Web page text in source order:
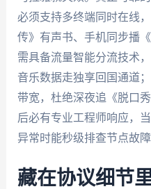
必须支持多终端同时在线
传》有声书、手机同步播
需具备流量智能分流技术
音乐数据走独享回国通道
带宽，杜绝深夜追《脱口
后必有专业工程师响应，
异常时能秒级排查节点故障
藏在协议细节